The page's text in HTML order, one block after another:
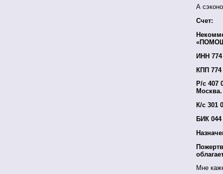
А
Счет:
ИНН 774
КПП 774
Р/с 407
Москва.
К/с 301
БИК 044
Мне